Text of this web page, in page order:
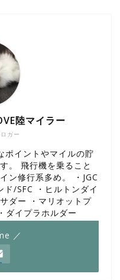
ガー
陸マイラー
ポイントやマイルの貯
。 飛行機を乗ること
ン修行系多め。 ・JGC
ド/SFC ・ヒルトンダイ
ダー ・マリオットプ
ダイプラホルダー
／